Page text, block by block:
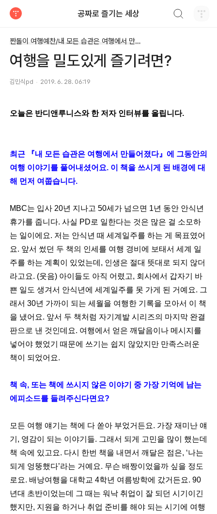
공짜로 즐기는 세상
짠돌이 여행예찬/내 모든 습관은 여행에서 만들어졌다
여행을 밀도있게 즐기려면?
김민식pd 2019. 6. 28. 06:19
오늘은 반디앤루니스와 한 저자 인터뷰를 올립니다.
최근 『내 모든 습관은 여행에서 만들어졌다』에 그동안의
여행 이야기를 풀어내셨어요. 이 책을 쓰시게 된 배경에 대
해 먼저 여쭙습니다.
MBC는 입사 20년 지나고 50세가 넘으면 1년 동안 안식년
휴가를 줍니다. 사실 PD로 일한다는 것은 많은 걸 소모하
는 일이에요. 저는 안식년 때 세계일주를 하는 게 목표였어
요. 앞서 썼던 두 책의 인세를 여행 경비에 보태서 세계 일
주를 하는 계획이 있었는데, 인생은 절대 뜻대로 되지 않더
라고요. (웃음) 아이들도 아직 어렸고, 회사에서 갑자기 바
쁜 일도 생겨서 안식년에 세계일주를 못 가게 된 거예요. 그
래서 30년 가까이 되는 세월을 여행한 기록을 모아서 이 책
을 냈어요. 앞서 두 책처럼 자기계발 시리즈의 마지막 완결
판으로 낸 것인데요. 여행에서 얻은 깨달음이나 메시지를
넣어야 했었기 때문에 쓰기는 쉽지 않았지만 만족스러운
책이 되었어요.
책 속, 또는 책에 쓰시지 않은 이야기 중 가장 기억에 남는
에피소드를 들려주신다면요?
모든 여행 얘기는 책에 다 쏟아 부었거든요. 가장 재미난 얘
기, 영감이 되는 이야기들. 그래서 되게 고민을 많이 했는데
책 속에 있고요. 다시 한번 책을 내면서 깨달은 점은, ‘나는
되게 엉뚱했다’라는 거예요. 무슨 배짱이었을까 싶을 정도
로요. 배낭여행을 대학교 4학년 여름방학에 갔거든요. 90
년대 초반이었는데 그 때는 워낙 취업이 잘 되던 시기이긴
했지만, 지원을 하거나 취업 준비를 해야 되는 시기에 여행